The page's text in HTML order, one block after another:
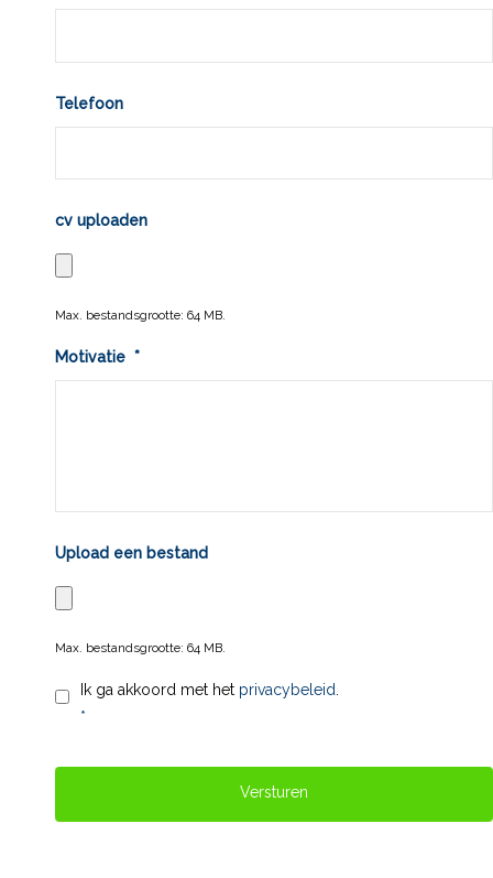
Telefoon
cv uploaden
Max. bestandsgrootte: 64 MB.
Motivatie *
Upload een bestand
Max. bestandsgrootte: 64 MB.
Privacy *
Ik ga akkoord met het privacybeleid.
*